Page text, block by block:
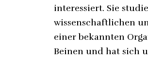
interessiert. Sie
wissenschaftlichen
einer bekannten
Beinen und hat sich